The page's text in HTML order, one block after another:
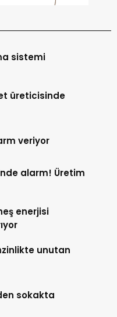
sistemi
üreticisinde
veriyor
alarm! Üretim
enerjisi
unutan
sokakta